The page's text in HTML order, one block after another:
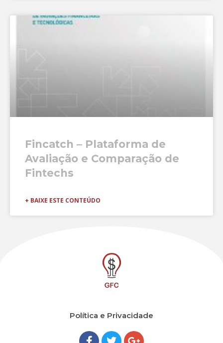
Fincatch – Plataforma de
Avaliação e Comparação de
Fintechs
+ BAIXE ESTE CONTEÚDO
Política e Privacidade